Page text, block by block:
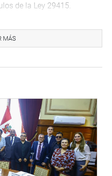
de la Ley 29415.
competencias a las
sus funciones a Cofopri,
para el Progreso (APP),
que la iniciativa también
de Municipalidades, que
de diseñar y ejecutar los
por lo que consideró que se
de escuchar la opinión de
de Lima ha considerado
MÁS